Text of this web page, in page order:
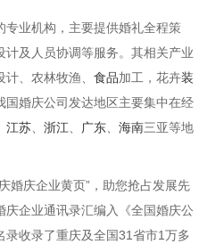
专业机构，主要提供婚礼全程策
及人员协调等服务。其相关产业
计、农林牧渔、食品加工，花卉装
国婚庆公司发达地区主要集中在经
、江苏 、浙江 广东 、海南三亚等地
婚庆企业黄页”，助您抢占发展先
庆企业通讯录汇编入《全国婚庆公
收录了重庆及全国31省市1万多